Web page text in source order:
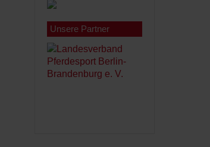
Unsere Partner